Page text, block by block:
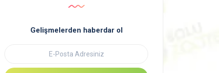
Gelişmelerden haberdar ol